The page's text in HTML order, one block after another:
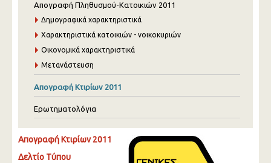
Απογραφή Πληθυσμού-Kατοικιών 2011
Δημογραφικά χαρακτηριστικά
Χαρακτηριστικά κατοικιών - νοικοκυριών
Οικονομικά χαρακτηριστικά
Μετανάστευση
Απογραφή Κτιρίων 2011
Ερωτηματολόγια
Απογραφή Κτιρίων 2011
Δελτίο Τύπου